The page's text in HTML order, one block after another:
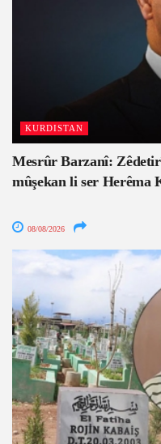
KURDISTAN
Mesrûr Barzanî:
mûşekan li ser Herêma
08/08/2026